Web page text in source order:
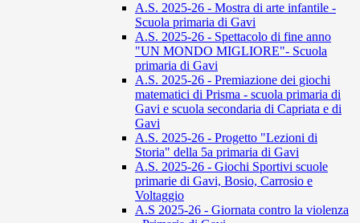
A.S. 2025-26 - Mostra di arte infantile -
Scuola primaria di Gavi
A.S. 2025-26 - Spettacolo di fine anno
"UN MONDO MIGLIORE"- Scuola
primaria di Gavi
A.S. 2025-26 - Premiazione dei giochi
matematici di Prisma - scuola primaria di
Gavi e scuola secondaria di Capriata e di
Gavi
A.S. 2025-26 - Progetto "Lezioni di
Storia" della 5a primaria di Gavi
A.S. 2025-26 - Giochi Sportivi scuole
primarie di Gavi, Bosio, Carrosio e
Voltaggio
A.S 2025-26 - Giornata contro la violenza